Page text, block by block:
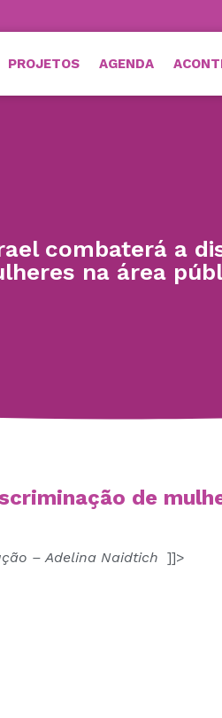
PROJETOS AGENDA
combaterá a
na área
de
– Adelina Naidtich ]]>